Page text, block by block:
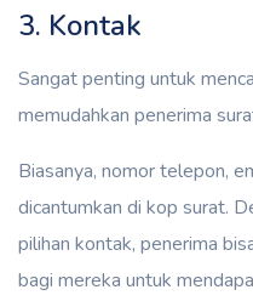
3. Kontak
Sangat penting untuk
memudahkan penerima
Biasanya, nomor telepon,
dicantumkan di kop surat.
pilihan kontak, penerima
bagi mereka untuk